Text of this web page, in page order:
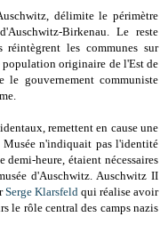
délimite le périmètre
Birkenau. Le reste
réintègrent les communes sur
originaire de l'Est de
gouvernement communiste
remettent en cause une
n'indiquait pas l'identité
heure, étaient nécessaires
d'Auschwitz. Auschwitz II
Serge Klarsfeldqui réalise avoir
le rôle central des camps nazis